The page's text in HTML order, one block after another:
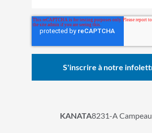
KANATA8231-A